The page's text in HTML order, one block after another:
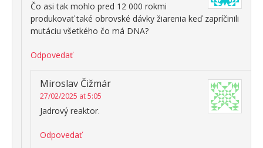
Čo asi tak mohlo pred 12 000 rokmi
produkovať také obrovské dávky žiarenia keď zapríčinili
mutáciu všetkého čo má DNA?
Odpovedať
Miroslav Čižmár
27/02/2025 at 5:05
Jadrový reaktor.
Odpovedať